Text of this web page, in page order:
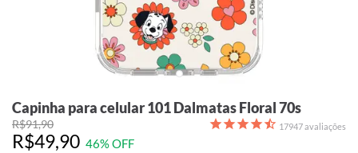
Capinha para celular 101 Dalmatas Floral 70s
R$91,90
R$49,90 46% OFF
17947avaliações